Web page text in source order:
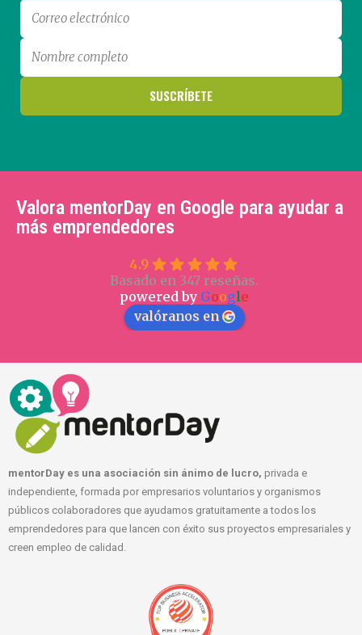
Valora mentorDay en Google para ayudar a
más emprendedores
4.9
Basado en 347 reseñas.
powered by Google
valóranos en
mentorDay es una asociación sin ánimo de lucro, privada e
independiente, formada por empresarios voluntarios y organismos
públicos colaboradores que ayudamos gratuitamente a todos los
emprendedores para que lancen con éxito sus proyectos empresariales y
creen empleo de calidad.